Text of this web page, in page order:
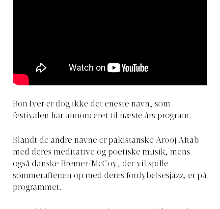
Bon Iver er dog ikke det eneste navn, som
festivalen har annonceret til næste års program.
Blandt de andre navne er pakistanske Arooj Aftab
med deres meditative og poetiske musik, mens
også danske Bremer/McCoy, der vil spille
sommeraftenen op med deres fordybelsesjazz, er på
programmet.